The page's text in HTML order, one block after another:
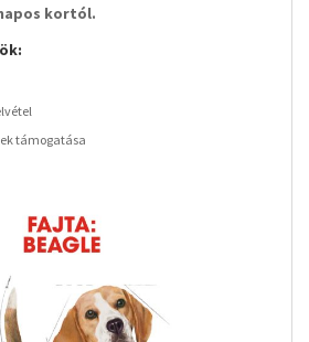
kortól.
támogatása